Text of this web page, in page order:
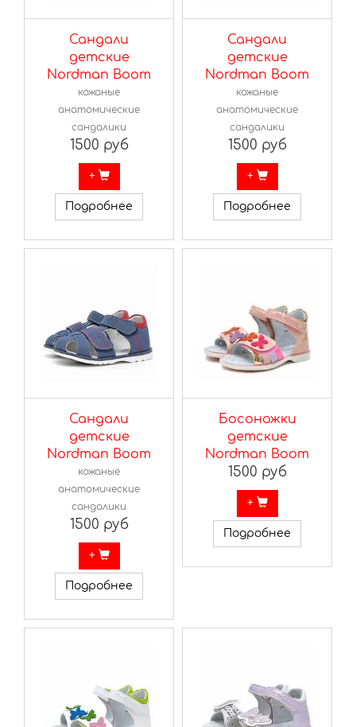
Сандали
детские
Nordman Boom
кожаные
анатомические
сандалики
1500 руб
+
Подробнее
Сандали
детские
Nordman Boom
кожаные
анатомические
сандалики
1500 руб
+
Подробнее
Сандали
детские
Nordman Boom
кожаные
анатомические
сандалики
1500 руб
+
Подробнее
Босоножки
детские
Nordman Boom
1500 руб
+
Подробнее